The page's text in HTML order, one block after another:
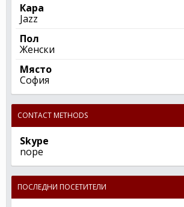
Кара
Jazz
Пол
Женски
Място
София
CONTACT METHODS
Skype
nope
ПОСЛЕДНИ ПОСЕТИТЕЛИ